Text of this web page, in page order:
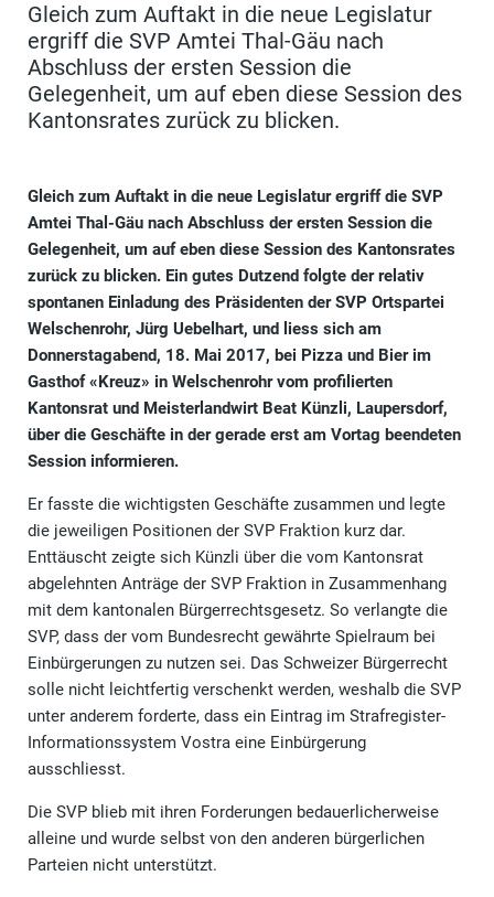
Gleich zum Auftakt in die neue Legislatur
ergriff die SVP Amtei Thal-Gäu nach
Abschluss der ersten Session die
Gelegenheit, um auf eben diese Session des
Kantonsrates zurück zu blicken.
Gleich zum Auftakt in die neue Legislatur ergriff die SVP
Amtei Thal-Gäu nach Abschluss der ersten Session die
Gelegenheit, um auf eben diese Session des Kantonsrates
zurück zu blicken. Ein gutes Dutzend folgte der relativ
spontanen Einladung des Präsidenten der SVP Ortspartei
Welschenrohr, Jürg Uebelhart, und liess sich am
Donnerstagabend, 18. Mai 2017, bei Pizza und Bier im
Gasthof «Kreuz» in Welschenrohr vom profilierten
Kantonsrat und Meisterlandwirt Beat Künzli, Laupersdorf,
über die Geschäfte in der gerade erst am Vortag beendeten
Session informieren.
Er fasste die wichtigsten Geschäfte zusammen und legte
die jeweiligen Positionen der SVP Fraktion kurz dar.
Enttäuscht zeigte sich Künzli über die vom Kantonsrat
abgelehnten Anträge der SVP Fraktion in Zusammenhang
mit dem kantonalen Bürgerrechtsgesetz. So verlangte die
SVP, dass der vom Bundesrecht gewährte Spielraum bei
Einbürgerungen zu nutzen sei. Das Schweizer Bürgerrecht
solle nicht leichtfertig verschenkt werden, weshalb die SVP
unter anderem forderte, dass ein Eintrag im Strafregister-
Informationssystem Vostra eine Einbürgerung
ausschliesst.
Die SVP blieb mit ihren Forderungen bedauerlicherweise
alleine und wurde selbst von den anderen bürgerlichen
Parteien nicht unterstützt.